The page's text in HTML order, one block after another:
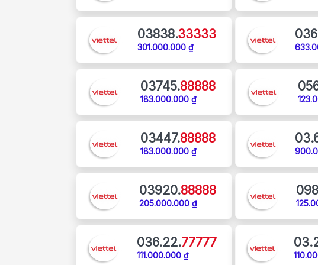
03838.33333
301.000.000 ₫
03745.88888
183.000.000 ₫
03447.88888
183.000.000 ₫
03920.88888
205.000.000 ₫
036.22.77777
111.000.000 ₫